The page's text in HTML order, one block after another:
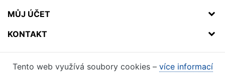
MŮJ ÚČET
KONTAKT
Tento web využívá soubory cookies – více informací